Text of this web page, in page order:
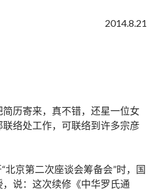
2014.8.21
历寄来，真不错，还星一位女
络处工作，可联络到许多宗彦
北京第二次座谈会筹备会”时，国
说：这次续修《中华罗氏通